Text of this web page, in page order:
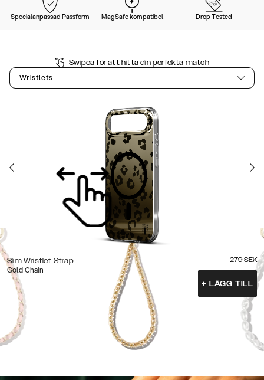
Specialanpassad Passform MagSafe kompatibel Drop Tested
Swipea för att hitta din perfekta match
Wristlets
Slim Wristlet Strap
Gold Chain
279 SEK
+ LÄGG TILL